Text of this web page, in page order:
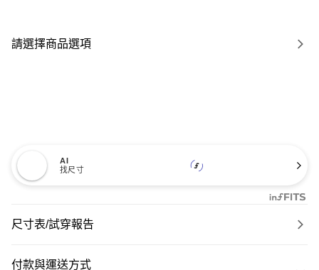
請選擇商品選項
AI
找尺寸
尺寸表/試穿報告
付款與運送方式